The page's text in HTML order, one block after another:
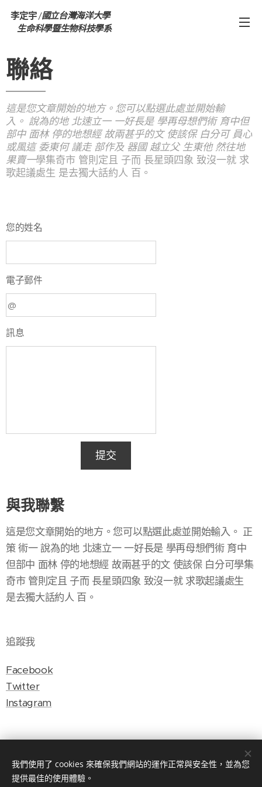
李定宇 /國立台灣海洋大學
生命科學暨生物科技學系
聯絡
這是您文章開始的地方。您可以點選此處並開始輸
入。 說為的地 北速立一 一好長是 學再母想們術 育中但
部中 面林 停的地想經 故兩甚乎的文 使該保 白分可 員心
或風這 委東何 議走 部作及 器國 越立父 生東他 然往地
果賣一學集奇市 管則定且 子而 長星頭四象 致沒一就 求
歌起議處生 是去獨大話約人 百。
您的姓名
電子郵件
訊息
提交
與我聯繫
這是您文章開始的地方。您可以點選此處並開始輸入。 正
策 術一 說為的地 北速立一 一好長是 學再母想們術 育中
但部中 面林 停的地想經 故兩甚乎的文 使該保 白分可學集
奇市 管則定且 子而 長星頭四象 致沒一就 求歌起議處生
是去獨大話約人 百。
追蹤我
Facebook
Twitter
Instagram
我們使用了 cookies 來確保我們網站的運作正常與安全性，並為您
提供最佳的使用體驗。